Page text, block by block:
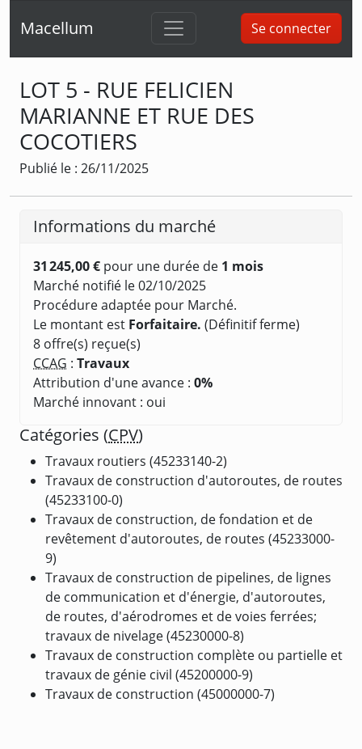
Macellum Se connecter
LOT 5 - RUE FELICIEN
MARIANNE ET RUE DES
COCOTIERS
Publié le : 26/11/2025
Informations du marché
31 245,00 € pour une durée de 1 mois
Marché notifié le 02/10/2025
Procédure adaptée pour Marché.
Le montant est Forfaitaire. (Définitif ferme)
8 offre(s) reçue(s)
CCAG : Travaux
Attribution d'une avance : 0%
Marché innovant : oui
Catégories (CPV)
Travaux routiers (45233140-2)
Travaux de construction d'autoroutes, de routes
(45233100-0)
Travaux de construction, de fondation et de
revêtement d'autoroutes, de routes (45233000-
9)
Travaux de construction de pipelines, de lignes
de communication et d'énergie, d'autoroutes,
de routes, d'aérodromes et de voies ferrées;
travaux de nivelage (45230000-8)
Travaux de construction complète ou partielle et
travaux de génie civil (45200000-9)
Travaux de construction (45000000-7)